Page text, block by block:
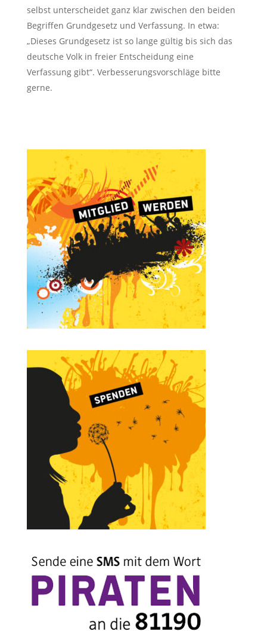
selbst unterscheidet ganz klar zwischen den beiden
Begriffen Grundgesetz und Verfassung. In etwa:
„Dieses Grundgesetz ist so lange gültig bis sich das
deutsche Volk in freier Entscheidung eine
Verfassung gibt“. Verbesserungsvorschläge bitte
gerne.